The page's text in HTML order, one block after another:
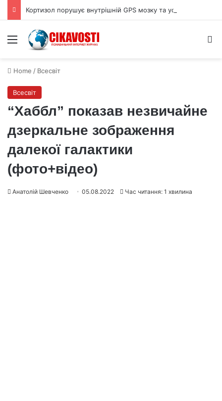
Menu
Home / Всесвіт
Всесвіт
“Хаббл” показав незвичайне
дзеркальне зображення
далекої галактики
(фото+відео)
Анатолій Шевченко 05.08.2022 Час читання: 1 хвилина